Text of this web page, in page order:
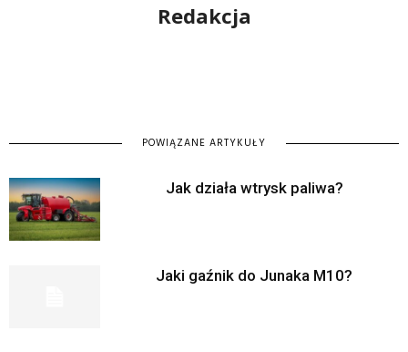
Redakcja
POWIĄZANE ARTYKUŁY
Jak działa wtrysk paliwa?
Jaki gaźnik do Junaka M10?